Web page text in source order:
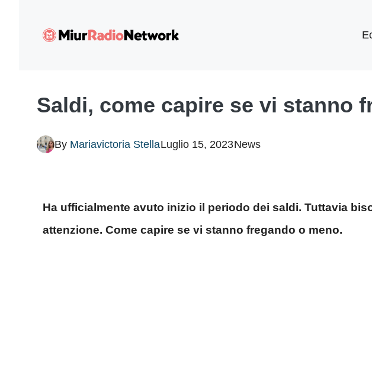
Saldi, come capire se vi stanno
By Mariavictoria StellaLuglio 15, 2023News
Ha ufficialmente avuto inizio il periodo dei saldi. Tuttavia
attenzione. Come capire se vi stanno fregando o meno.